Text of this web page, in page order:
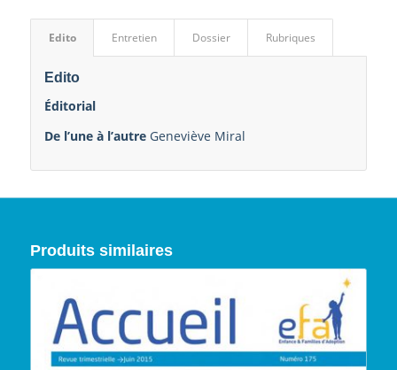
Edito Entretien Dossier Rubriques
Edito
Éditorial
De l’une à l’autre Geneviève Miral
Produits similaires